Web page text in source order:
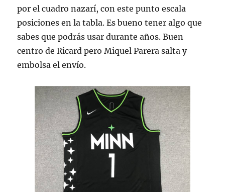
por el cuadro nazarí, con este punto escala
posiciones en la tabla. Es bueno tener algo que
sabes que podrás usar durante años. Buen
centro de Ricard pero Miquel Parera salta y
embolsa el envío.